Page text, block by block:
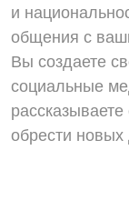
и
общения с
Вы создаете
социальные
обрести новых